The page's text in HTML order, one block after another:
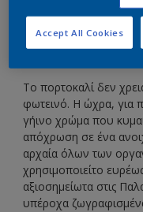
Το πορτοκαλί δεν
φωτεινό. Η ώχρα, για
γήινο χρώμα που
απόχρωση σε ένα
αρχαία όλων των
χρησιμοποιείτο
αξιοσημείωτα στις
υπέροχα
Accept All Cookies